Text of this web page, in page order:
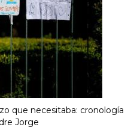
que necesitaba: cronología
Jorge